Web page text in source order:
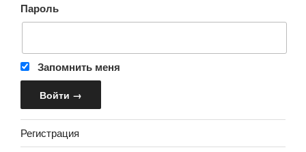
Пароль
Запомнить меня
Регистрация